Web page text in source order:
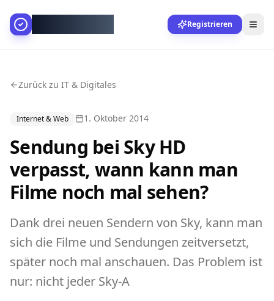
Registrieren
Zurück zu IT & Digitales
Internet & Web 1. Oktober 2014
Sendung bei Sky HD
verpasst, wann kann man
Filme noch mal sehen?
Dank drei neuen Sendern von Sky, kann man
sich die Filme und Sendungen zeitversetzt,
später noch mal anschauen. Das Problem ist
nur: nicht jeder Sky-A